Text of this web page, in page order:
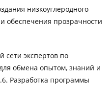
низкоуглеродного
обеспечения прозрачности
сети экспертов по
обмена опытом, знаний и
Разработка программы